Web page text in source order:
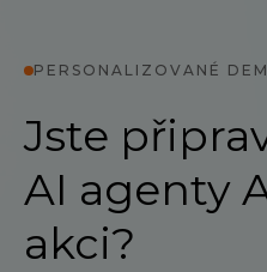
PERSONALIZOVANÉ
Jste
AI agenty
akci?